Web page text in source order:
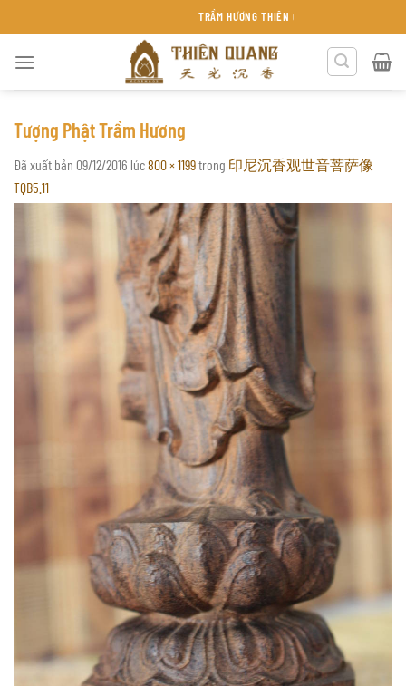
đến
TRẦM HƯƠNG THIÊN QUANG KHÁNH HÒA
Tượng Phật Trầm Hương
Đã xuất bản 09/12/2016 lúc800 × 1199trong 印尼沉香观世音菩萨像
TQB5.11